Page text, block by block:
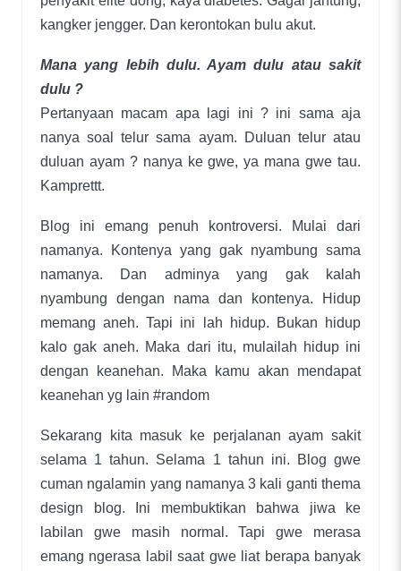
kangker jengger. Dan kerontokan bulu akut.
Mana yang lebih dulu. Ayam dulu atau sakit
dulu ?
Pertanyaan macam apa lagi ini ? ini sama aja
nanya soal telur sama ayam. Duluan telur atau
duluan ayam ? nanya ke gwe, ya mana gwe tau.
Kamprettt.
Blog ini emang penuh kontroversi. Mulai dari
namanya. Kontenya yang gak nyambung sama
namanya. Dan adminya yang gak kalah
nyambung dengan nama dan kontenya. Hidup
memang aneh. Tapi ini lah hidup. Bukan hidup
kalo gak aneh. Maka dari itu, mulailah hidup ini
dengan keanehan. Maka kamu akan mendapat
keanehan yg lain #random
Sekarang kita masuk ke perjalanan ayam sakit
selama 1 tahun. Selama 1 tahun ini. Blog gwe
cuman ngalamin yang namanya 3 kali ganti thema
design blog. Ini membuktikan bahwa jiwa ke
labilan gwe masih normal. Tapi gwe merasa
emang ngerasa labil saat gwe liat berapa banyak